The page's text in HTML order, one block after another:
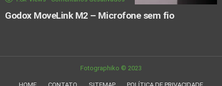
Godox MoveLink M2 – Microfone sem fio
Fotographiko © 2023